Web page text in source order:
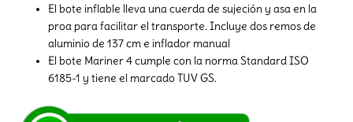
El bote inflable lleva una cuerda de sujeción y asa en la
proa para facilitar el transporte. Incluye dos remos de
aluminio de 137 cm e inflador manual
El bote Mariner 4 cumple con la norma Standard ISO
6185-1 y tiene el marcado TUV GS.